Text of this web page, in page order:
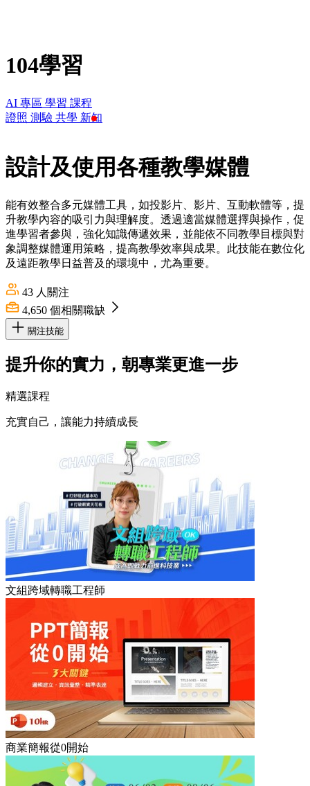
104學習
AI 專區 學習 課程
證照 測驗 共學 新知
設計及使用各種教學媒體
能有效整合多元媒體工具，如投影片、影片、互動軟體等，提
升教學內容的吸引力與理解度。透過適當媒體選擇與操作，促
進學習者參與，強化知識傳遞效果，並能依不同教學目標與對
象調整媒體運用策略，提高教學效率與成果。此技能在數位化
及遠距教學日益普及的環境中，尤為重要。
43 人關注
4,650 個相關職缺
關注技能
提升你的實力，朝專業更進一步
精選課程
充實自己，讓能力持續成長
文組跨域轉職工程師
商業簡報從0開始